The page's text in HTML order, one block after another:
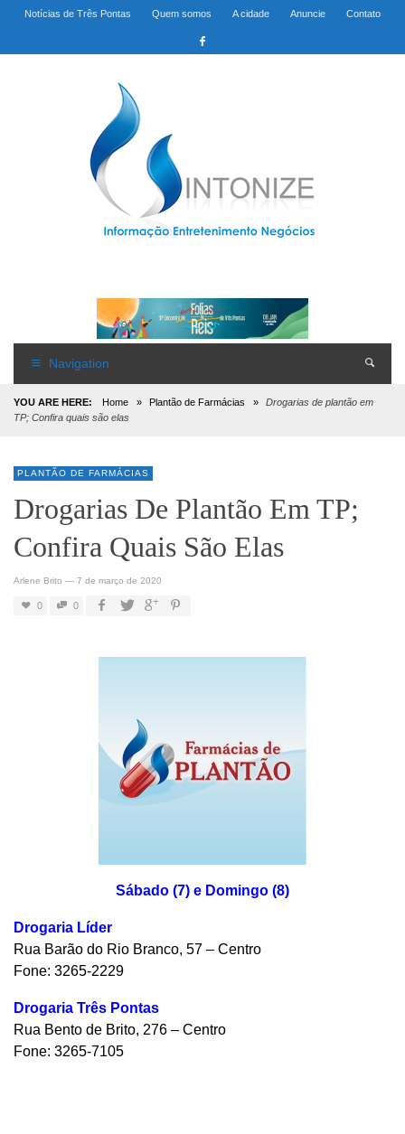
Notícias de Três Pontas Quem somos A cidade Anuncie Contato
Navigation
YOU ARE HERE: Home » Plantão de Farmácias »
Drogarias de plantão em
TP; Confira quais são elas
PLANTÃO DE FARMÁCIAS
Drogarias De Plantão Em TP;
Confira Quais São Elas
Arlene Brito — 7 de março de 2020
0 0
Sábado (7) e Domingo (8)
Drogaria Líder
Rua Barão do Rio Branco, 57 – Centro
Fone: 3265-2229
Drogaria Três Pontas
Rua Bento de Brito, 276 – Centro
Fone: 3265-7105